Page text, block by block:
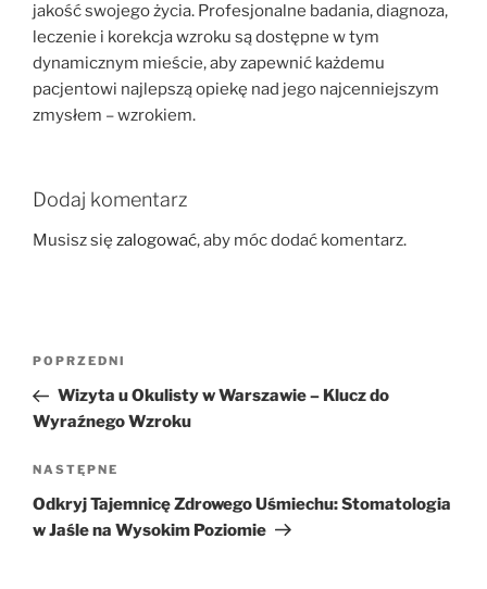
jakość swojego życia. Profesjonalne badania, diagnoza,
leczenie i korekcja wzroku są dostępne w tym
dynamicznym mieście, aby zapewnić każdemu
pacjentowi najlepszą opiekę nad jego najcenniejszym
zmysłem – wzrokiem.
Dodaj komentarz
Musisz się zalogować, aby móc dodać komentarz.
Nawigacja
Poprzedni
wpis
POPRZEDNI
Wizyta u Okulisty w Warszawie – Klucz do
Wyraźnego Wzroku
Następny
wpis
NASTĘPNE
Odkryj Tajemnicę Zdrowego Uśmiechu: Stomatologia
w Jaśle na Wysokim Poziomie